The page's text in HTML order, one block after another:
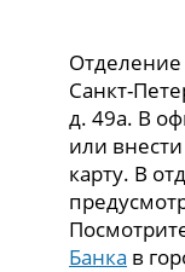
Отделение
Санкт-
д. 49а. В
или
карту. В
Банка в